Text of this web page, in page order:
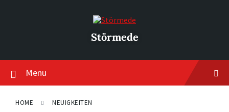
Störmede
Menu
HOME NEUIGKEITEN